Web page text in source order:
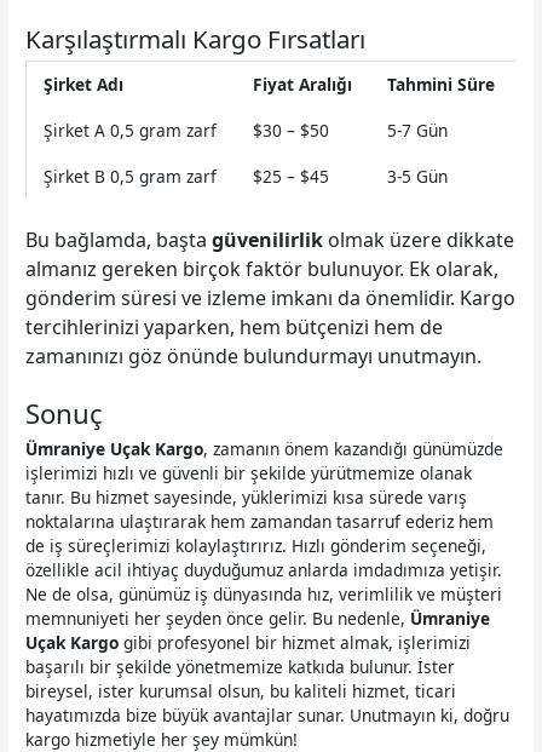
Karşılaştırmalı Kargo Fırsatları
Şirket Adı Fiyat Aralığı
Tahmini Süre
Şirket A 0,5 gram zarf
$30 – $50
5-7 Gün
Şirket B 0,5 gram zarf
$25 – $45 3-5 Gün
Bu bağlamda, baştagüvenilirlik olmak üzere dikkate
almanız gereken birçok faktör bulunuyor. Ek olarak,
gönderim süresi ve izleme imkanı da önemlidir. Kargo
tercihlerinizi yaparken, hem bütçenizi hem de
zamanınızı göz önünde bulundurmayı unutmayın.
Sonuç
Ümraniye Uçak Kargo, zamanın önem kazandığı günümüzde
işlerimizi hızlı ve güvenli bir şekilde yürütmemize olanak
tanır. Bu hizmet sayesinde, yüklerimizi kısa sürede varış
noktalarına ulaştırarak hem zamandan tasarruf ederiz hem
de iş süreçlerimizi kolaylaştırırız. Hızlı gönderim seçeneği,
özellikle acil ihtiyaç duyduğumuz anlarda imdadımıza yetişir.
Ne de olsa, günümüz iş dünyasında hız, verimlilik ve müşteri
memnuniyeti her şeyden önce gelir. Bu nedenle, Ümraniye
Uçak Kargo gibi profesyonel bir hizmet almak, işlerimizi
başarılı bir şekilde yönetmemize katkıda bulunur. İster
bireysel, ister kurumsal olsun, bu kaliteli hizmet, ticari
hayatımızda bize büyük avantajlar sunar. Unutmayın ki, doğru
kargo hizmetiyle her şey mümkün!